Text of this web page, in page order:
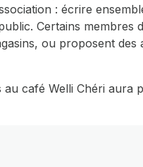
: écrire
Certains membres
ou proposent des
café Welli Chéri aura